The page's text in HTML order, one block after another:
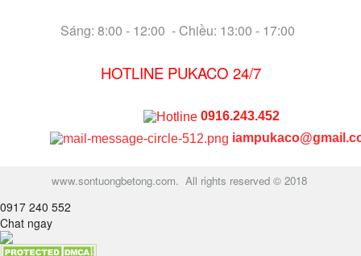
Sáng: 8:00 - 12:00 - Chiều: 13:00 - 17:00
HOTLINE PUKACO 24/7
0916.243.452
www.sontuongbetong.com. All rights reserved © 2018
0917 240 552
Chat ngay